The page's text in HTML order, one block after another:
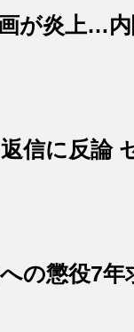
が炎上…
信に反論
の懲役7年